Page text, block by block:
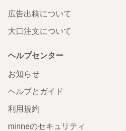
広告出稿について
大口注文について
ヘルプセンター
お知らせ
ヘルプとガイド
利用規約
minneのセキュリティ